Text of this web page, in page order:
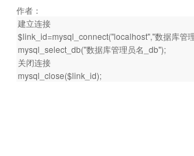
作者：
建立连接
$link_id=mysql_connect("localhost","数据库管
mysql_select_db("数据库管理员名_db");
关闭连接
mysql_close($link_id);